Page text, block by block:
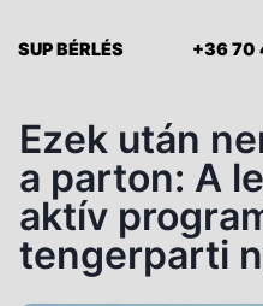
SUP BÉRLÉS +36 70
Ezek után
a parton: A
aktív
tengerparti